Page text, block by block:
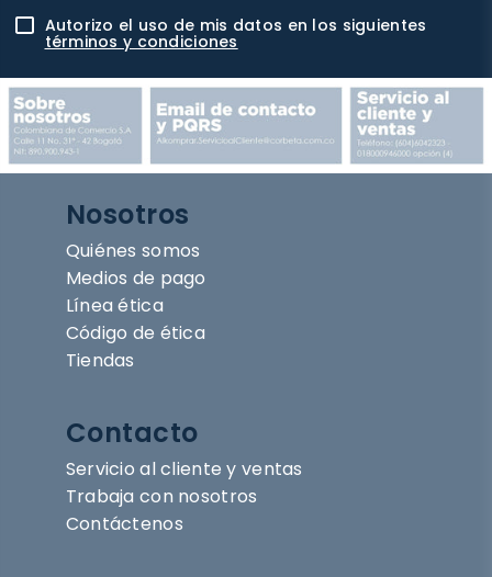
Autorizo el uso de mis datos en los siguientes
términos y condiciones
Nosotros
Quiénes somos
Medios de pago
Línea ética
Código de ética
Tiendas
Contacto
Servicio al cliente y ventas
Trabaja con nosotros
Contáctenos